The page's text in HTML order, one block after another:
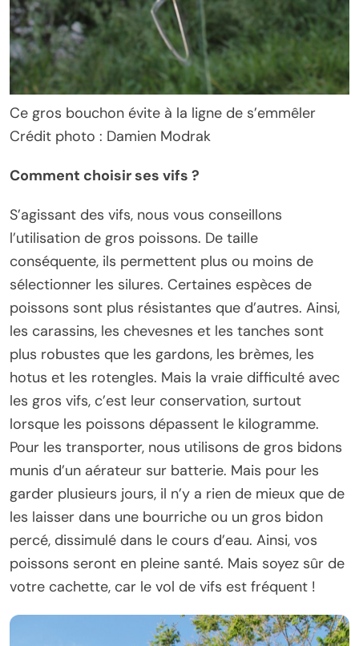
Ce gros bouchon évite à la ligne de s’emmêler
Crédit photo : Damien Modrak
Comment choisir ses vifs ?
S’agissant des vifs, nous vous conseillons
l’utilisation de gros poissons. De taille
conséquente, ils permettent plus ou moins de
sélectionner les silures. Certaines espèces de
poissons sont plus résistantes que d’autres. Ainsi,
les carassins, les chevesnes et les tanches sont
plus robustes que les gardons, les brèmes, les
hotus et les rotengles. Mais la vraie difficulté avec
les gros vifs, c’est leur conservation, surtout
lorsque les poissons dépassent le kilogramme.
Pour les transporter, nous utilisons de gros bidons
munis d’un aérateur sur batterie. Mais pour les
garder plusieurs jours, il n’y a rien de mieux que de
les laisser dans une bourriche ou un gros bidon
percé, dissimulé dans le cours d’eau. Ainsi, vos
poissons seront en pleine santé. Mais soyez sûr de
votre cachette, car le vol de vifs est fréquent !